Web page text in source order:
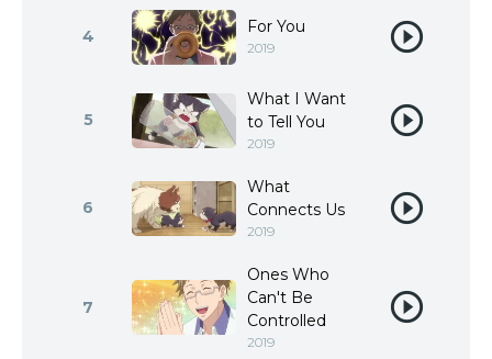
4 For You
2019
5
What I Want
to Tell You
2019
6
What
Connects Us
2019
7
Ones Who
Can't Be
Controlled
2019